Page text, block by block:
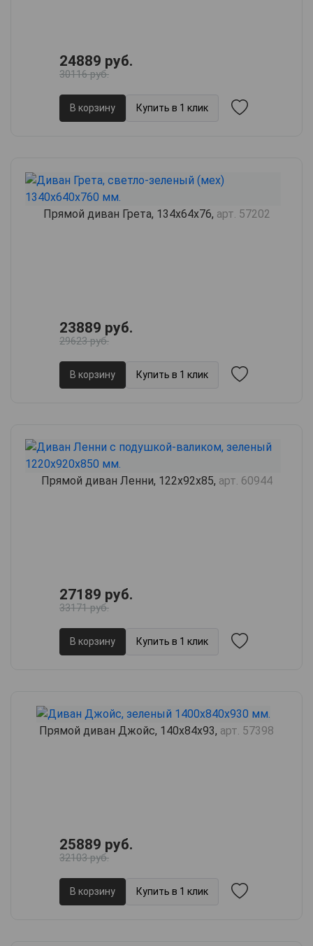
24889 руб.
30116 руб.
В корзину Купить в 1 клик
Прямой диван Грета, 134х64х76, арт. 57202
23889 руб.
29623 руб.
В корзину Купить в 1 клик
Прямой диван Ленни, 122х92х85, арт. 60944
27189 руб.
33171 руб.
В корзину Купить в 1 клик
Прямой диван Джойс, 140х84х93, арт. 57398
25889 руб.
32103 руб.
В корзину Купить в 1 клик